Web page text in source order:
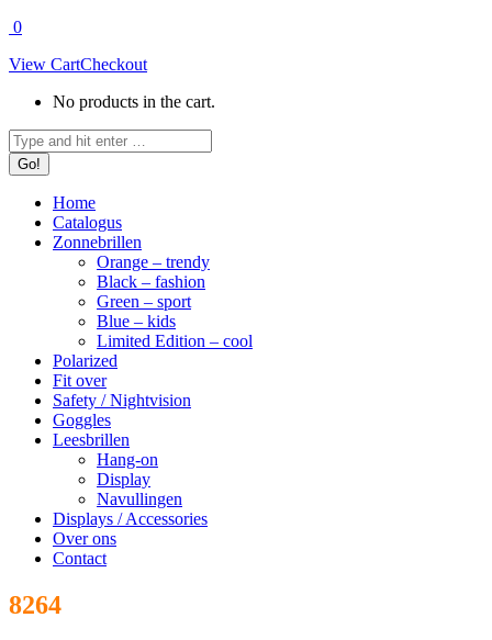
0
View CartCheckout
No products in the cart.
Search:
Home
Catalogus
Zonnebrillen
Orange – trendy
Black – fashion
Green – sport
Blue – kids
Limited Edition – cool
Polarized
Fit over
Safety / Nightvision
Goggles
Leesbrillen
Hang-on
Display
Navullingen
Displays / Accessories
Over ons
Contact
8264